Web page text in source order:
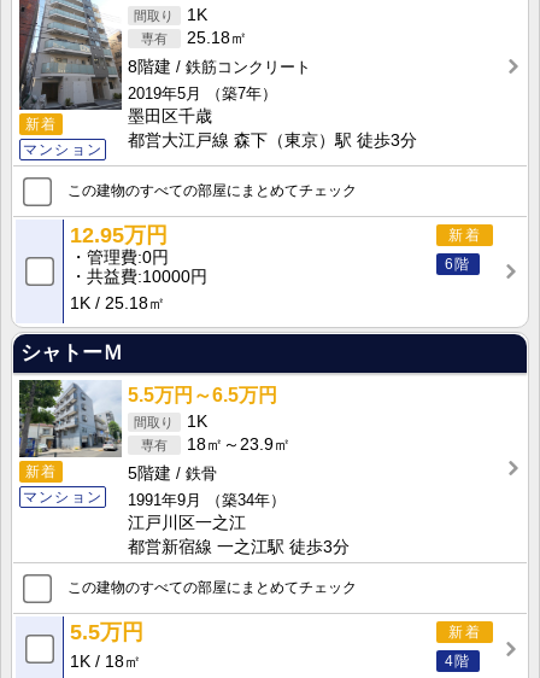
新着
マンション
1K
25.18㎡
8階建
鉄筋コンクリート
2019年5月
（築7年）
墨田区千歳
都営大江戸線 森下（東京）駅 徒歩3分
この建物のすべての部屋にまとめてチェック
新着
6階
12.95万円
管理費 0円
共益費 10000円
1K
25.18㎡
シャトーＭ
新着
マンション
5.5万円～6.5万円
1K
18㎡～23.9㎡
5階建
鉄骨
1991年9月
（築34年）
江戸川区一之江
都営新宿線 一之江駅 徒歩3分
この建物のすべての部屋にまとめてチェック
新着
4階
5.5万円
1K 18㎡